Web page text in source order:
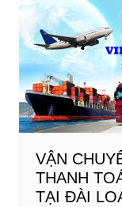
VẬN
THANH
TẠI ĐÀI